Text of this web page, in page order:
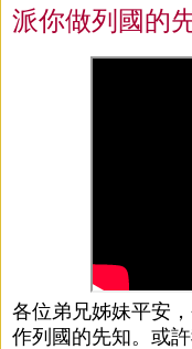
派你做列國的
各位弟兄姊妹平安
作列國的先知。或